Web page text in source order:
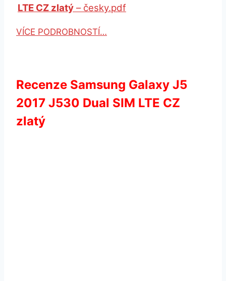
LTE CZ zlatý – česky.pdf
VÍCE PODROBNOSTÍ…
Recenze Samsung Galaxy J5
2017 J530 Dual SIM LTE CZ
zlatý